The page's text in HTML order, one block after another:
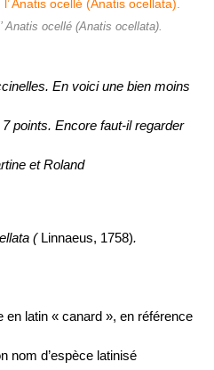
Anatis ocellé (Anatis ocellata).
En voici une bien moins
points. Encore faut-il regarder
et Roland
( Linnaeus, 1758).
en latin « canard », en référence
nom d’espèce latinisé